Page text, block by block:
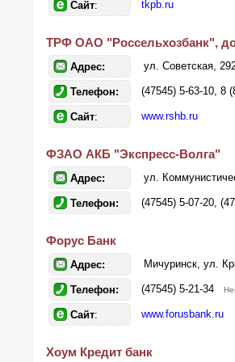
Сайт: tkpb.ru
ТРФ ОАО "Россельхозбанк",
Адрес: ул. Советская,
Телефон: (47545) 5-63-10, 8
Сайт: www.rshb.ru
ФЗАО АКБ "Экспресс-Волга"
Адрес: ул.
Телефон: (47545) 5-07-20,
Форус Банк
Адрес: Мичуринск, ул.
Телефон: (47545) 5-21-34
Сайт: www.forusbank.ru
Хоум Кредит банк